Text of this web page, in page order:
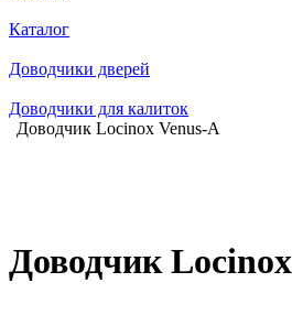
Каталог
Доводчики дверей
Доводчики для калиток
Доводчик Locinox Venus-A
Доводчик